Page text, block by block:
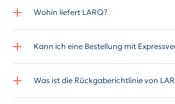
Wohin liefert LARQ?
Kann ich eine Bestellung mit
Was ist die Rückgaberichtlinie von